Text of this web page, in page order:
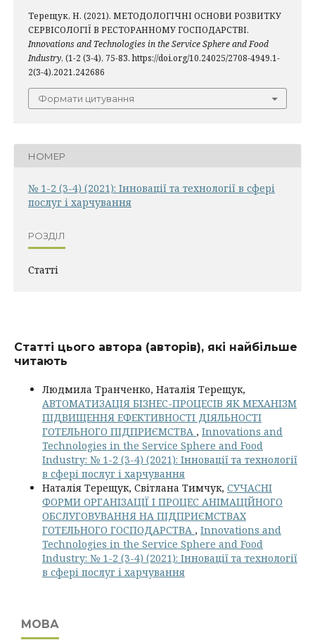
Терещук, Н. (2021). МЕТОДОЛОГІЧНІ ОСНОВИ РОЗВИТКУ
СЕРВІСОЛОГІЇ В РЕСТОРАННОМУ ГОСПОДАРСТВІ.
Innovations and Technologies in the Service Sphere and Food
Industry, (1-2 (3-4), 75-83. https://doi.org/10.24025/2708-4949.1-
2(3-4).2021.242686
Формати цитування
НОМЕР
№ 1-2 (3-4) (2021): Інновації та технології в сфері
послуг і харчування
РОЗДІЛ
Статті
Статті цього автора (авторів), які найбільше
читають
Людмила Транченко, Наталія Терещук,
АВТОМАТИЗАЦІЯ БІЗНЕС-ПРОЦЕСІВ ЯК МЕХАНІЗМ
ПІДВИЩЕННЯ ЕФЕКТИВНОСТІ ДІЯЛЬНОСТІ
ГОТЕЛЬНОГО ПІДПРИЄМСТВА , Innovations and
Technologies in the Service Sphere and Food
Industry: № 1-2 (3-4) (2021): Інновації та технології
в сфері послуг і харчування
Наталія Терещук, Світлана Тимчук, СУЧАСНІ
ФОРМИ ОРГАНІЗАЦІЇ І ПРОЦЕС АНІМАЦІЙНОГО
ОБСЛУГОВУВАННЯ НА ПІДПРИЄМСТВАХ
ГОТЕЛЬНОГО ГОСПОДАРСТВА , Innovations and
Technologies in the Service Sphere and Food
Industry: № 1-2 (3-4) (2021): Інновації та технології
в сфері послуг і харчування
МОВА